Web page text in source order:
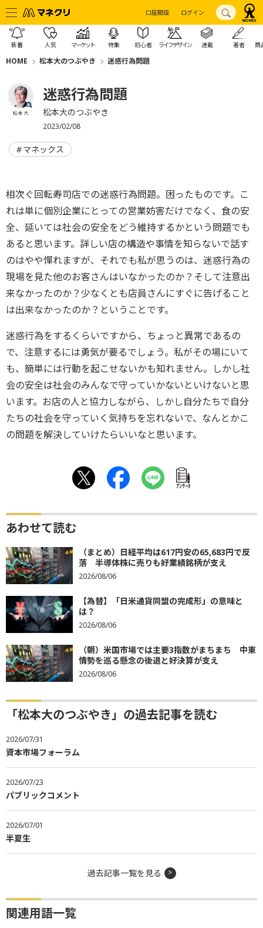
口座開設 ログイン
新着 人気 マーケット 特集 初心者 ライフデザイン 連載 著者 商
HOME 松本大のつぶやき 迷惑行為問題
松本 大
迷惑行為問題
松本大のつぶやき
2023/02/08
マネックス
相次ぐ回転寿司店での迷惑行為問題。困ったものです。こ
れは単に個別企業にとっての営業妨害だけでなく、食の安
全、延いては社会の安全をどう維持するかという問題でも
あると思います。詳しい店の構造や事情を知らないで話す
のはやや憚れますが、それでも私が思うのは、迷惑行為の
現場を見た他のお客さんはいなかったのか？そして注意出
来なかったのか？少なくとも店員さんにすぐに告げること
は出来なかったのか？ということです。
迷惑行為をするくらいですから、ちょっと異常であるの
で、注意するには勇気が要るでしょう。私がその場にいて
も、簡単には行動を起こせないかも知れません。しかし社
会の安全は社会のみんなで守っていかないといけないと思
います。お店の人と協力しながら、しかし自分たちで自分
たちの社会を守っていく気持ちを忘れないで、なんとかこ
の問題を解決していけたらいいなと思います。
ｱﾝｹｰﾄ
あわせて読む
（まとめ）日経平均は617円安の65,683円で反
落 半導体株に売りも好業績銘柄が支え
2026/08/06
【為替】「日米通貨同盟の完成形」の意味と
は？
2026/08/06
（朝）米国市場では主要3指数がまちまち 中東
情勢を巡る懸念の後退と好決算が支え
2026/08/06
「松本大のつぶやき」の過去記事を読む
2026/07/31
資本市場フォーラム
2026/07/23
パブリックコメント
2026/07/01
半夏生
過去記事一覧を見る
関連用語一覧